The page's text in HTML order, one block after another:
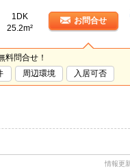
1DK
25.2m²
お問合せ
料問合せ！
周辺環境 入居可否
情報更